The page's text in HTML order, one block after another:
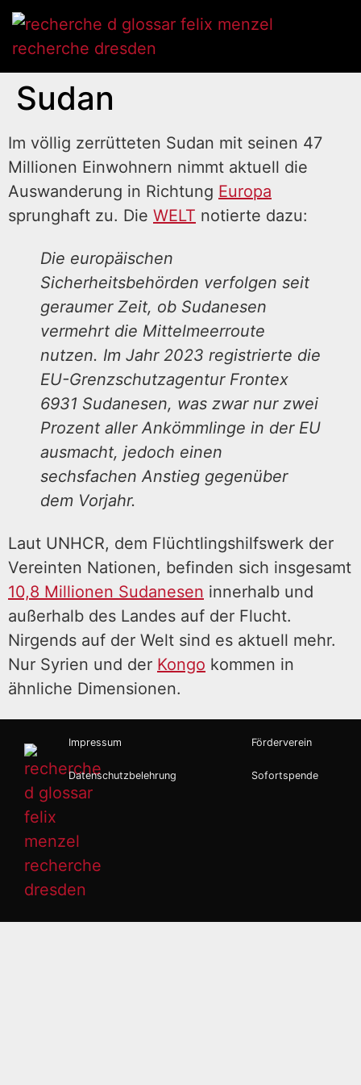
Sudan
Im völlig zerrütteten Sudan mit seinen 47
Millionen Einwohnern nimmt aktuell die
Auswanderung in Richtung Europa
sprunghaft zu. Die WELT notierte dazu:
Die europäischen
Sicherheitsbehörden verfolgen seit
geraumer Zeit, ob Sudanesen
vermehrt die Mittelmeerroute
nutzen. Im Jahr 2023 registrierte die
EU-Grenzschutzagentur Frontex
6931 Sudanesen, was zwar nur zwei
Prozent aller Ankömmlinge in der EU
ausmacht, jedoch einen
sechsfachen Anstieg gegenüber
dem Vorjahr.
Laut UNHCR, dem Flüchtlingshilfswerk der
Vereinten Nationen, befinden sich insgesamt
10,8 Millionen Sudanesen innerhalb und
außerhalb des Landes auf der Flucht.
Nirgends auf der Welt sind es aktuell mehr.
Nur Syrien und der Kongo kommen in
ähnliche Dimensionen.
Impressum
Datenschutzbelehrung
Förderverein
Sofortspende